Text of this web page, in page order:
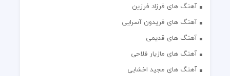
آهنگ های فرزاد فرزین
آهنگ های فریدون آسرایی
آهنگ های قدیمی
آهنگ های مازیار فلاحی
آهنگ های مجید اخشابی